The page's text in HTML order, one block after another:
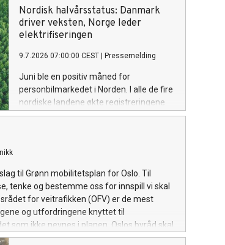
mens flere av fjorårets største merker
har falt tilbake.
Nordisk halvårsstatus: Danmark
driver veksten, Norge leder
elektrifiseringen
9.7.2026 07:00:00 CEST Pressemelding
Juni ble en positiv måned for
personbilmarkedet i Norden. I alle de fire
nordiske landene økte registreringene
av nye personbiler sammenlignet med
til Grønn mobilitetsplan for Oslo. Til
tenke og bestemme oss for innspill vi skal
for veitrafikken (OFV) er de mest
og utfordringene knyttet til
som ikke nevnes i planen. Oslos byråd skal
ambisjoner når det gjelder framtidens